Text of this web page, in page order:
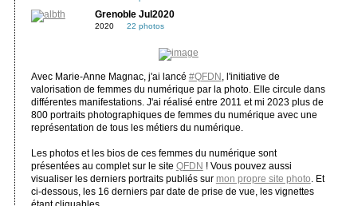
Grenoble Jul2020
2020 22 photos
Avec Marie-Anne Magnac, j'ai lancé #QFDN
, l'initiative de
valorisation de femmes du numérique par la photo. Elle circule dans
différentes manifestations. J'ai réalisé entre 2011 et mi 2023 plus de
800 portraits photographiques de femmes du numérique avec une
représentation de tous les métiers du numérique.
Les photos et les bios de ces femmes du numérique sont
présentées au complet sur le site QFDN ! Vous pouvez aussi
visualiser les derniers portraits publiés sur mon propre site photo . Et
ci-dessous, les 16 derniers par date de prise de vue, les vignettes
étant cliquables.